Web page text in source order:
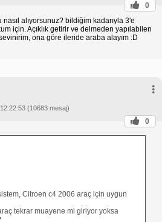
0
alıyorsunuz? bildiğim kadarıyla 3'e
için. Açıklık getirir ve delmeden yapılabilen
ona göre ileride araba alayım :D
(10683 mesaj)
0
Citroen c4 2006 araç için uygun
tekrar muayene mi giriyor yoksa